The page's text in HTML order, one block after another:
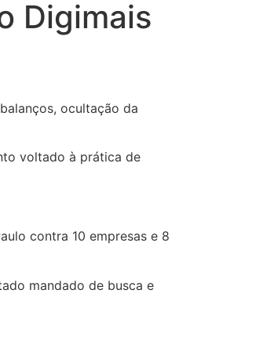
Digimais
ocultação da
voltado à prática de
contra 10 empresas e 8
mandado de busca e